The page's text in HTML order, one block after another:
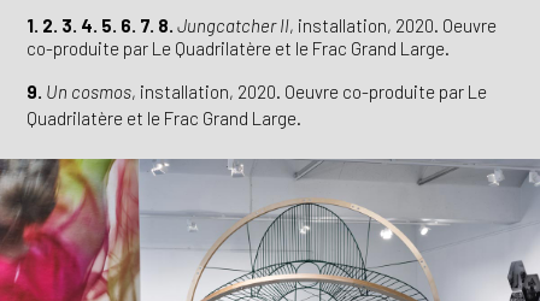
1. 2. 3. 4. 5. 6. 7. 8. Jungcatcher II, installation, 2020. Oeuvre
co-produite par Le Quadrilatère et le Frac Grand Large.
9. Un cosmos, installation, 2020. Oeuvre co-produite par Le
Quadrilatère et le Frac Grand Large.